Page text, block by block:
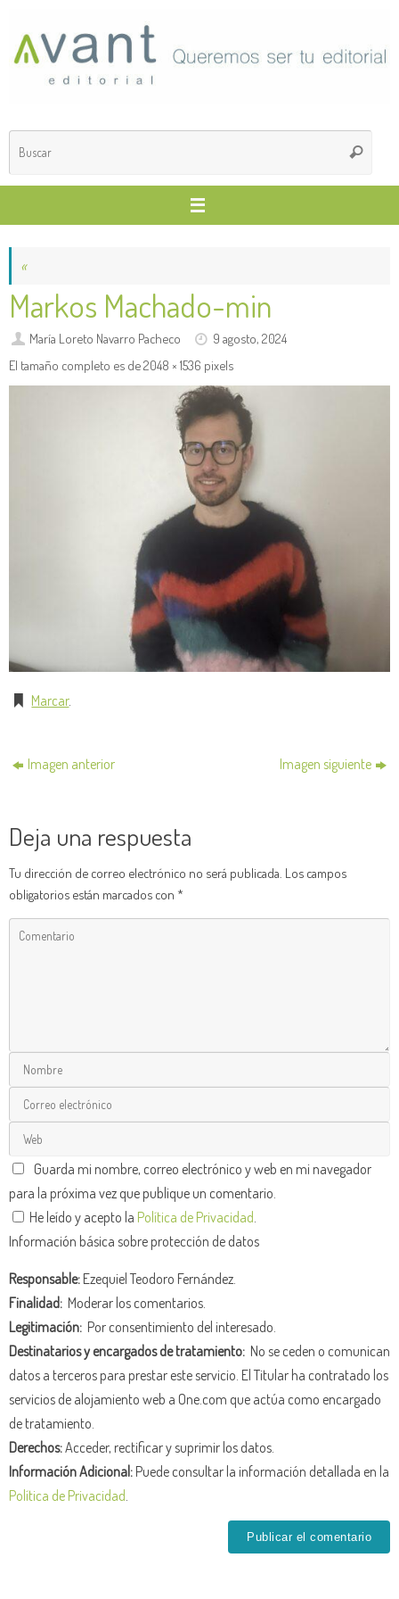
contenido
Buscar
«
Markos Machado-min
María Loreto Navarro Pacheco
9 agosto, 2024
El tamaño completo es de2048 × 1536 pixels
Marcar.
Imagen anterior Imagen siguiente
Deja una respuesta
Tu dirección de correo electrónico no será publicada. Los campos
obligatorios están marcados con *
Guarda mi nombre, correo electrónico y web en mi navegador
para la próxima vez que publique un comentario.
He leído y acepto la Política de Privacidad
Información básica sobre protección de datos
Responsable:Ezequiel Teodoro Fernández.
Finalidad: Moderar los comentarios.
Legitimación: Por consentimiento del interesado.
Destinatarios y encargados de tratamiento: No se ceden o comunican
datos a terceros para prestar este servicio. El Titular ha contratado los
servicios de alojamiento web a One.com que actúa como encargado
de tratamiento.
Derechos:Acceder, rectificar y suprimir los datos.
Información Adicional:Puede consultar la información detallada en la
Política de Privacidad